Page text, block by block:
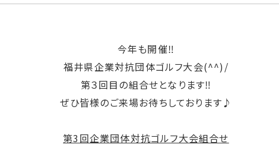
今年も開催‼
福井県企業対抗団体ゴルフ大会(^^)/
第３回目の組合せとなります‼
ぜひ皆様のご来場お待ちしております♪
第3回企業団体対抗ゴルフ大会組合せ